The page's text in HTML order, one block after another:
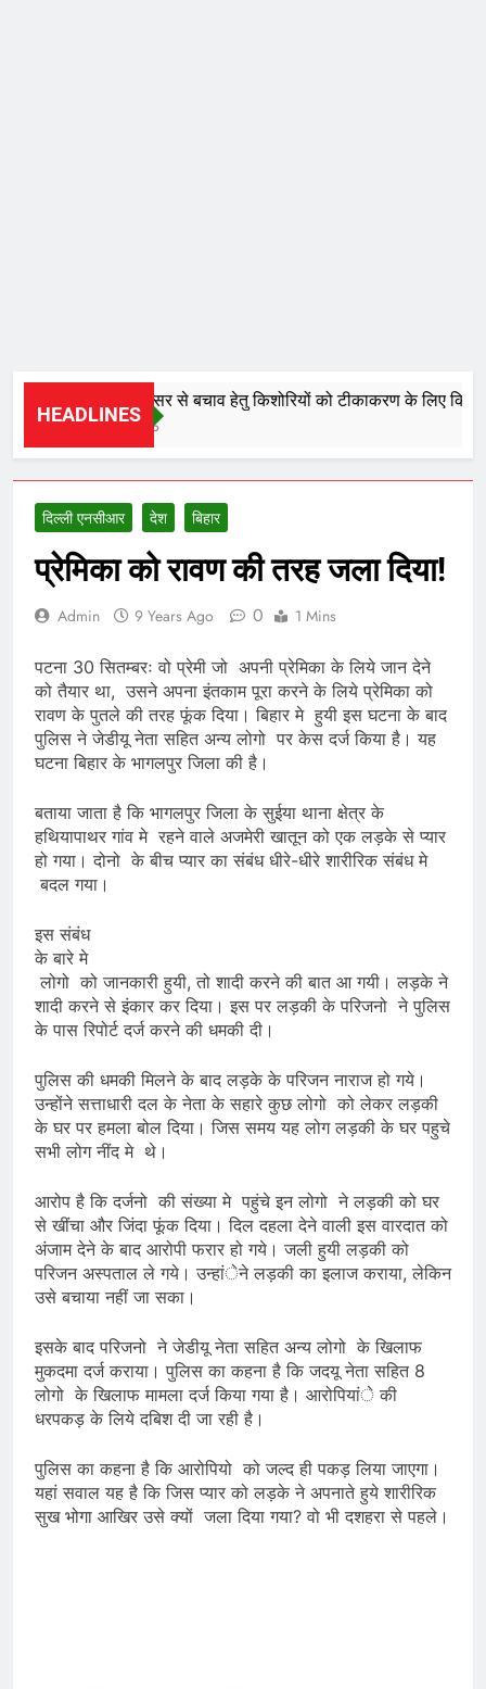
HEADLINES
सर्वाइकल कैंसर से बचाव हेतु किशोरियों को टीकाकरण के लिए किया
16 Hours Ago
दिल्ली एनसीआर देश बिहार
प्रेमिका को रावण की तरह जला दिया!
Admin 9 Years Ago 0 1 Mins
पटना 30 सितम्बरः वो प्रेमी जो अपनी प्रेमिका के लिये जान देने
को तैयार था, उसने अपना इंतकाम पूरा करने के लिये प्रेमिका को
रावण के पुतले की तरह फूंक दिया। बिहार मे हुयी इस घटना के बाद
पुलिस ने जेडीयू नेता सहित अन्य लोगो पर केस दर्ज किया है। यह
घटना बिहार के भागलपुर जिला की है।
बताया जाता है कि भागलपुर जिला के सुईया थाना क्षेत्र के
हथियापाथर गांव मे रहने वाले अजमेरी खातून को एक लड़के से प्यार
हो गया। दोनो के बीच प्यार का संबंध धीरे-धीरे शारीरिक संबंध मे
बदल गया।
इस संबंध
के बारे मे
लोगो को जानकारी हुयी, तो शादी करने की बात आ गयी। लड़के ने
शादी करने से इंकार कर दिया। इस पर लड़की के परिजनो ने पुलिस
के पास रिपोर्ट दर्ज करने की धमकी दी।
पुलिस की धमकी मिलने के बाद लड़के के परिजन नाराज हो गये।
उन्होंने सत्ताधारी दल के नेता के सहारे कुछ लोगो को लेकर लड़की
के घर पर हमला बोल दिया। जिस समय यह लोग लड़की के घर पहुचे
सभी लोग नींद मे थे।
आरोप है कि दर्जनो की संख्या मे पहुंचे इन लोगो ने लड़की को घर
से खींचा और जिंदा फूंक दिया। दिल दहला देने वाली इस वारदात को
अंजाम देने के बाद आरोपी फरार हो गये। जली हुयी लड़की को
परिजन अस्पताल ले गये। उन्हांेने लड़की का इलाज कराया, लेकिन
उसे बचाया नहीं जा सका।
इसके बाद परिजनो ने जेडीयू नेता सहित अन्य लोगो के खिलाफ
मुकदमा दर्ज कराया। पुलिस का कहना है कि जदयू नेता सहित 8
लोगो के खिलाफ मामला दर्ज किया गया है। आरोपियांे की
धरपकड़ के लिये दबिश दी जा रही है।
पुलिस का कहना है कि आरोपियो को जल्द ही पकड़ लिया जाएगा।
यहां सवाल यह है कि जिस प्यार को लड़के ने अपनाते हुये शारीरिक
सुख भोगा आखिर उसे क्यों जला दिया गया? वो भी दशहरा से पहले।